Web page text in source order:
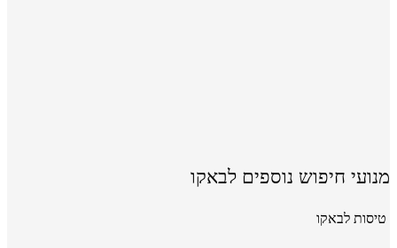
מנועי חיפוש נוספים לבאקו
טיסות לבאקו